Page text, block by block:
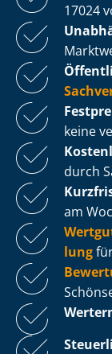
17024
keine
durch
am
lung